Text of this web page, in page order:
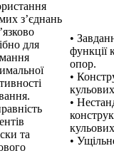
з’єднань
для
та
•
функції
опор.
•
•
•